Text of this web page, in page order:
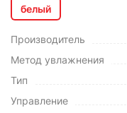
белый
Производитель
Метод увлажнения
Тип
Управление